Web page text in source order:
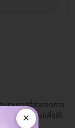
บวนการที่ช่วยลดการ
งเซลล์ผิวใหม่เพื่อให้
×